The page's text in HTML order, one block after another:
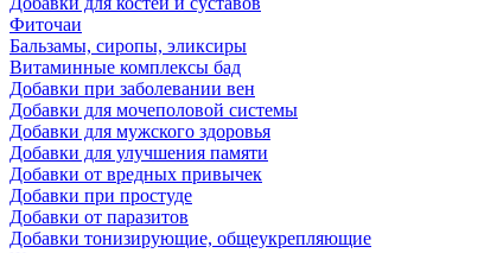
Фиточаи
Бальзамы, сиропы, эликсиры
Витаминные комплексы бад
Добавки при заболевании вен
Добавки для мочеполовой системы
Добавки для мужского здоровья
Добавки для улучшения памяти
Добавки от вредных привычек
Добавки при простуде
Добавки от паразитов
Добавки тонизирующие, общеукрепляющие